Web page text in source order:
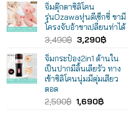
จิ๋มตุ๊กตาซิลิโคน
รุ่นOzawaหุ่นดีเซ็กซี่ ขามี
โครงจับอ้าขาเปลี่ยนท่าได้
3,490฿ Original
was:
3,490฿.
3,290฿Current
is:
3,290฿.
จิ๋มกระป๋อง2in1 ด้านใน
เป็นปากมีลิ้นเลียรัว ทาง
เข้าซิลิโคนนุ่มมีตุ่มเสียว
ตอด
2,590฿ Original
1,690฿Current